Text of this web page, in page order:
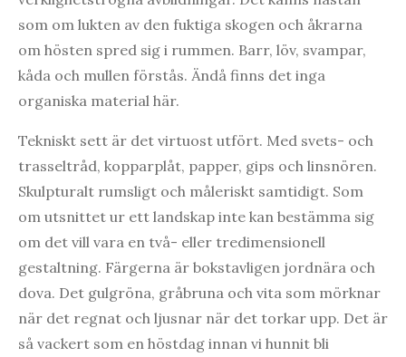
som om lukten av den fuktiga skogen och åkrarna
om hösten spred sig i rummen. Barr, löv, svampar,
kåda och mullen förstås. Ändå finns det inga
organiska material här.
Tekniskt sett är det virtuost utfört. Med svets- och
trasseltråd, kopparplåt, papper, gips och linsnören.
Skulpturalt rumsligt och måleriskt samtidigt. Som
om utsnittet ur ett landskap inte kan bestämma sig
om det vill vara en två- eller tredimensionell
gestaltning. Färgerna är bokstavligen jordnära och
dova. Det gulgröna, gråbruna och vita som mörknar
när det regnat och ljusnar när det torkar upp. Det är
så vackert som en höstdag innan vi hunnit bli